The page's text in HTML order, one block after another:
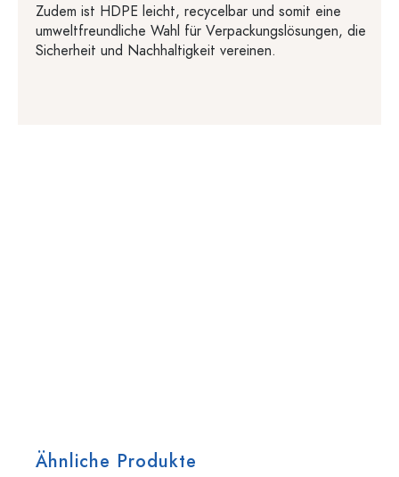
Zudem ist HDPE leicht, recycelbar und somit eine
umweltfreundliche Wahl für Verpackungslösungen, die
Sicherheit und Nachhaltigkeit vereinen.
Ähnliche Produkte